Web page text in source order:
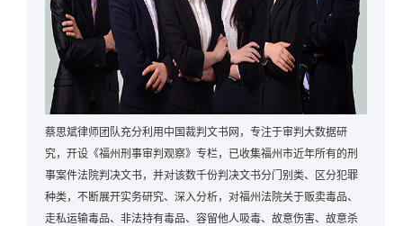
蔡思斌律师团队充分利用中国裁判文书网，专注于审判大数据研
究，开设《福州刑事审判观察》专栏，已收集福州市近年所有的刑
事案件法院判决文书，并对该数千份判决文书分门别类、区分犯罪
种类，不断展开实务研究、深入分析，对福州法院关于贩卖毒品、
走私运输毒品、非法持有毒品、容留他人吸毒、故意伤害、故意杀